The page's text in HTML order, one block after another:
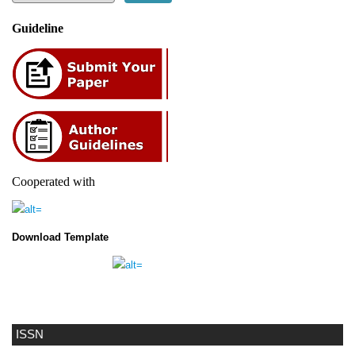
ISSN
Guideline
Cooperated with
Download Template